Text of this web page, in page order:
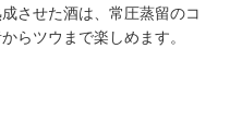
させた酒は、常圧蒸留のコ
らツウまで楽しめます。